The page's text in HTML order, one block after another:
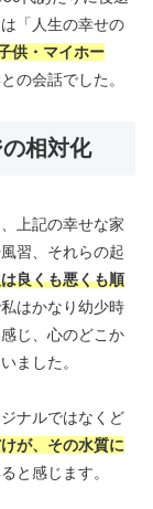
「人生の幸せの
供・マイホー
の会話でした。
相対化
上記の幸せな家
習、それらの起
良くも悪くも順
はかなり幼少時
じ、心のどこか
ました。
ナルではなくど
が、その水質に
と感じます。